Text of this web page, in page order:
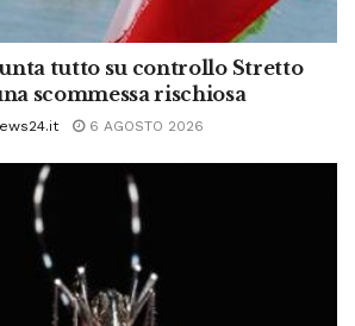
tutto su controllo Stretto
scommessa rischiosa
6 AGOSTO 2026